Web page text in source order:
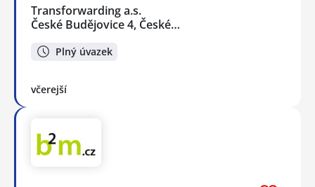
Transforwarding a.s.
České Budějovice 4, České…
Plný úvazek
včerejší